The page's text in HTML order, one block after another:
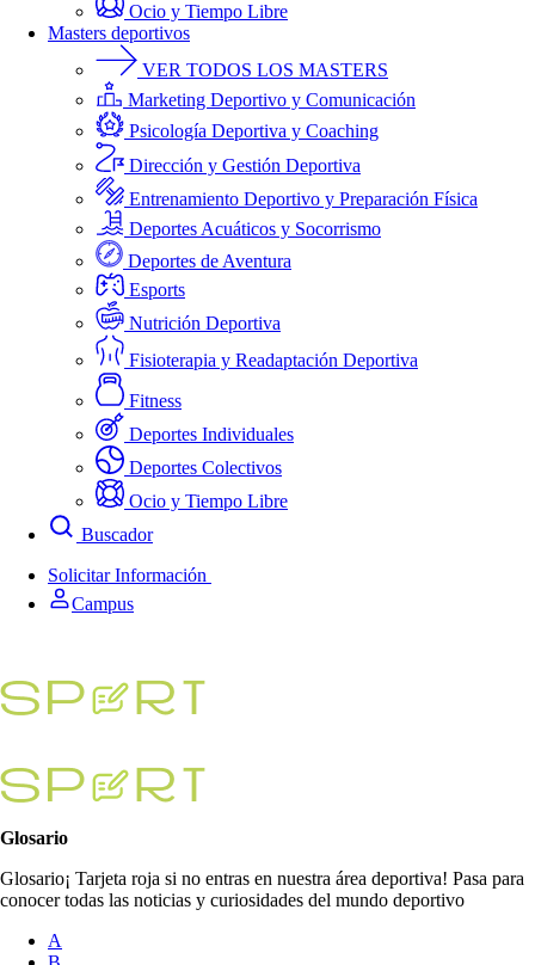
Ocio y Tiempo Libre
Masters deportivos
VER TODOS LOS MASTERS
Marketing Deportivo y Comunicación
Psicología Deportiva y Coaching
Dirección y Gestión Deportiva
Entrenamiento Deportivo y Preparación Física
Deportes Acuáticos y Socorrismo
Deportes de Aventura
Esports
Nutrición Deportiva
Fisioterapia y Readaptación Deportiva
Fitness
Deportes Individuales
Deportes Colectivos
Ocio y Tiempo Libre
Buscador
Solicitar Información
Campus
Glosario
Glosario¡ Tarjeta roja si no entras en nuestra área deportiva! Pasa para
conocer todas las noticias y curiosidades del mundo deportivo
A